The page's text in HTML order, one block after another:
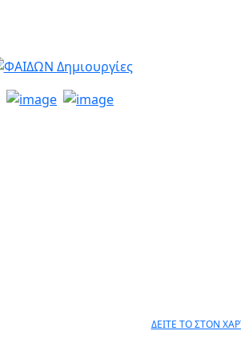
ΔΕΙΤΕ ΤΟ ΣΤΟΝ